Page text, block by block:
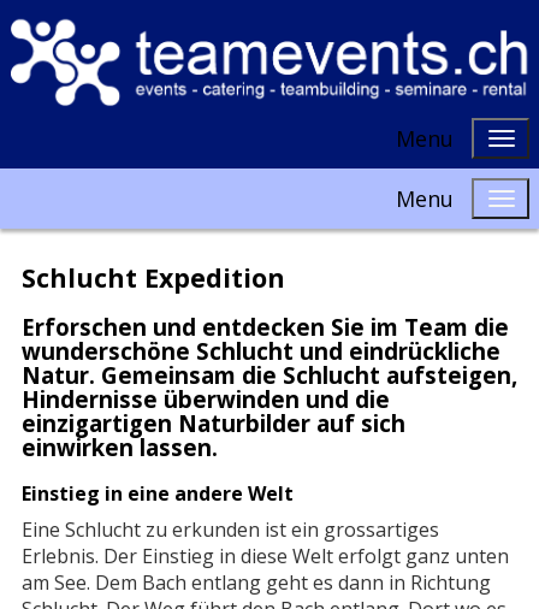
Menu
Menu
Schlucht Expedition
Erforschen und entdecken Sie im Team die
wunderschöne Schlucht und eindrückliche
Natur. Gemeinsam die Schlucht aufsteigen,
Hindernisse überwinden und die
einzigartigen Naturbilder auf sich
einwirken lassen.
Einstieg in eine andere Welt
Eine Schlucht zu erkunden ist ein grossartiges
Erlebnis. Der Einstieg in diese Welt erfolgt ganz unten
am See. Dem Bach entlang geht es dann in Richtung